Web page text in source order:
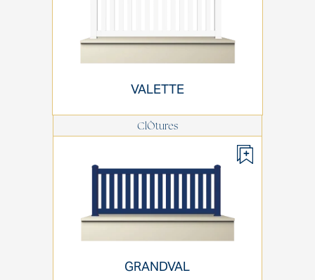
VALETTE
ClÔtures
GRANDVAL